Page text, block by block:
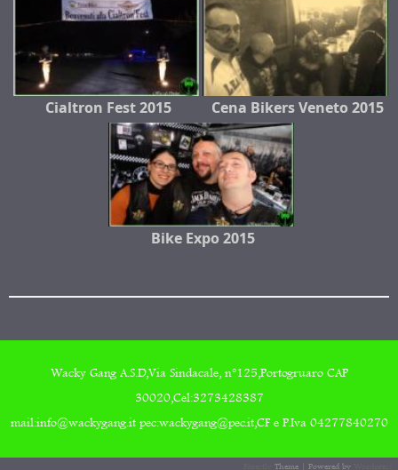
Cialtron Fest 2015 Cena Bikers Veneto 2015
Bike Expo 2015
Wacky Gang A.S.D,Via Sindacale, n°125,Portogruaro CAP
30020,Cel:3273428387
mail:info@wackygang.it pec:wackygang@pec.it,CF e P.Iva 04277840270
Theme | Powered by